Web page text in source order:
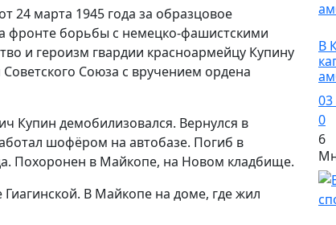
24 марта 1945 года за образцовое
фронте борьбы с немецко-фашистскими
и героизм гвардии красноармейцу Купину
Союза с вручением ордена
Купин демобилизовался. Вернулся в
шофёром на автобазе. Погиб в
Похоронен в Майкопе, на Новом кладбище.
В Майкопе на доме, где жил
В
03
0
6